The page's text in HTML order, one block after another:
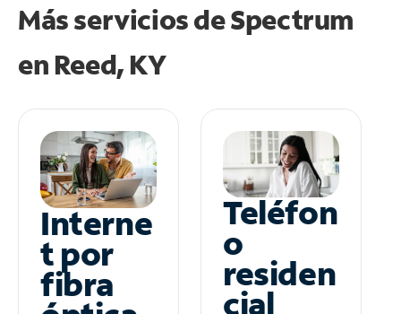
Más servicios de Spectrum
en Reed, KY
Interne
t por
fibra
Teléfon
o
residen
cial